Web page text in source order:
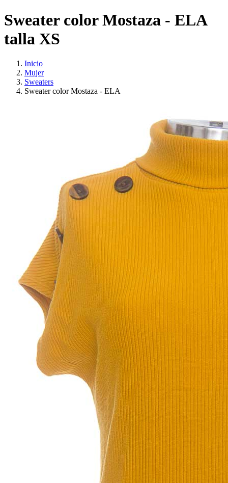
Sweater color Mostaza - ELA
talla XS
Inicio
Mujer
Sweaters
Sweater color Mostaza - ELA